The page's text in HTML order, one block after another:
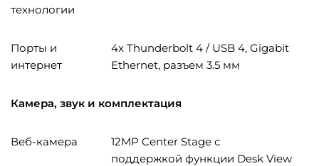
технологии
Порты и
интернет
4x Thunderbolt 4 / USB 4, Gigabit
Ethernet, разъем 3.5 мм
Камера, звук и комплектация
Веб-камера
12MP Center Stage с
поддержкой функции Desk View